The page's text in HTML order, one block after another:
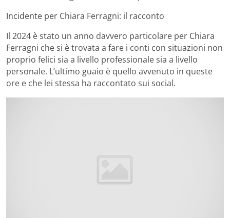
Incidente per Chiara Ferragni: il racconto
Il 2024 è stato un anno davvero particolare per Chiara
Ferragni che si è trovata a fare i conti con situazioni non
proprio felici sia a livello professionale sia a livello
personale. L’ultimo guaio è quello avvenuto in queste
ore e che lei stessa ha raccontato sui social.